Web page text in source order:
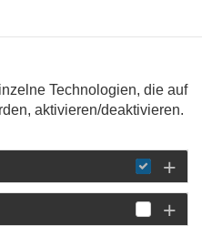
2026
Technologien, die auf
aktivieren/deaktivieren.